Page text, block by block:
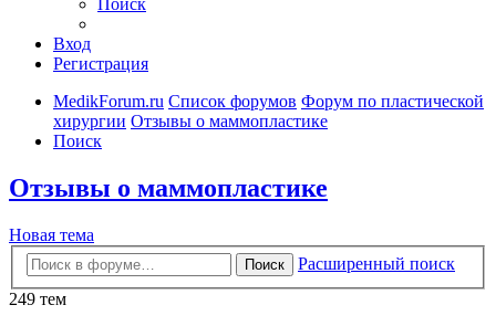
Поиск
Вход
Регистрация
MedikForum.ru Список форумов Форум по пластической
хирургии Отзывы о маммопластике
Поиск
Отзывы о маммопластике
Новая тема
Поиск
Расширенный поиск
249 тем